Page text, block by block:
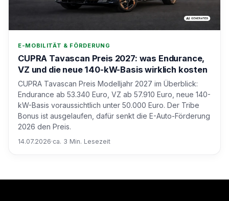
E-MOBILITÄT & FÖRDERUNG
CUPRA Tavascan Preis 2027: was Endurance,
VZ und die neue 140-kW-Basis wirklich kosten
CUPRA Tavascan Preis Modelljahr 2027 im Überblick:
Endurance ab 53.340 Euro, VZ ab 57.910 Euro, neue 140-
kW-Basis voraussichtlich unter 50.000 Euro. Der Tribe
Bonus ist ausgelaufen, dafür senkt die E-Auto-Förderung
2026 den Preis.
14.07.2026·ca. 3 Min. Lesezeit